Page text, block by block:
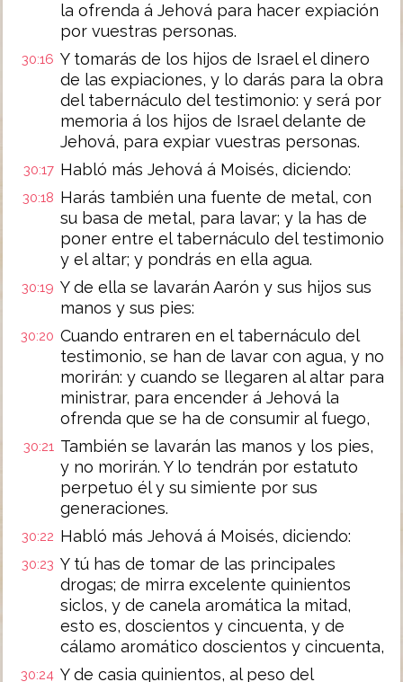
la ofrenda á Jehová para hacer expiación
por vuestras personas.
30:16 Y tomarás de los hijos de Israel el dinero
de las expiaciones, y lo darás para la obra
del tabernáculo del testimonio: y será por
memoria á los hijos de Israel delante de
Jehová, para expiar vuestras personas.
30:17 Habló más Jehová á Moisés, diciendo:
30:18 Harás también una fuente de metal, con
su basa de metal, para lavar; y la has de
poner entre el tabernáculo del testimonio
y el altar; y pondrás en ella agua.
30:19 Y de ella se lavarán Aarón y sus hijos sus
manos y sus pies:
30:20 Cuando entraren en el tabernáculo del
testimonio, se han de lavar con agua, y no
morirán: y cuando se llegaren al altar para
ministrar, para encender á Jehová la
ofrenda que se ha de consumir al fuego,
30:21 También se lavarán las manos y los pies,
y no morirán. Y lo tendrán por estatuto
perpetuo él y su simiente por sus
generaciones.
30:22 Habló más Jehová á Moisés, diciendo:
30:23 Y tú has de tomar de las principales
drogas; de mirra excelente quinientos
siclos, y de canela aromática la mitad,
esto es, doscientos y cincuenta, y de
cálamo aromático doscientos y cincuenta,
30:24 Y de casia quinientos, al peso del